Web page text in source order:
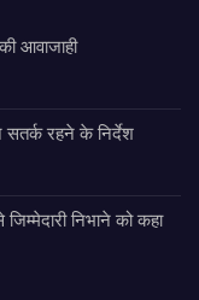
आवाजाही
सतर्क रहने के निर्देश
निभाने को कहा